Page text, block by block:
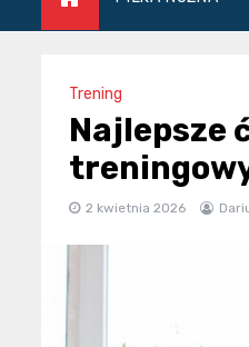
Trening
Najlepsze
2 kwietnia 2026